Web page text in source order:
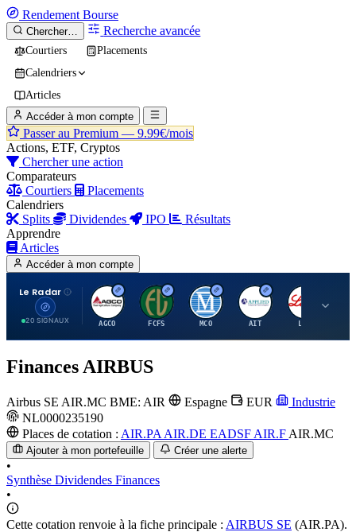
Rendement Bourse
Chercher… Recherche avancée
Courtiers
Placements
Calendriers
Articles
Accéder à mon compte
Passer au Premium — 9.99€/mois
Actions, ETF, Cryptos
Chercher une action
Comparateurs
Courtiers
Placements
Calendriers
Splits
Dividendes IPO
Résultats
Apprendre
Articles
Accéder à mon compte
Le Radar
20 SIGNAUX
A
AGCO
F
FCFS
M
MCO
A
AIT
Finances AIRBUS
Airbus SE AIR.MC BME: AIR Espagne EUR
Industrie
NL0000235190
Places de cotation : AIR.PA AIR.DE EADSF AIR.F AIR.MC
Ajouter à mon portefeuille Créer une alerte
•
Synthèse Dividendes Finances
•
Cette cotation renvoie à la fiche principale : AIRBUS SE (AIR.PA).